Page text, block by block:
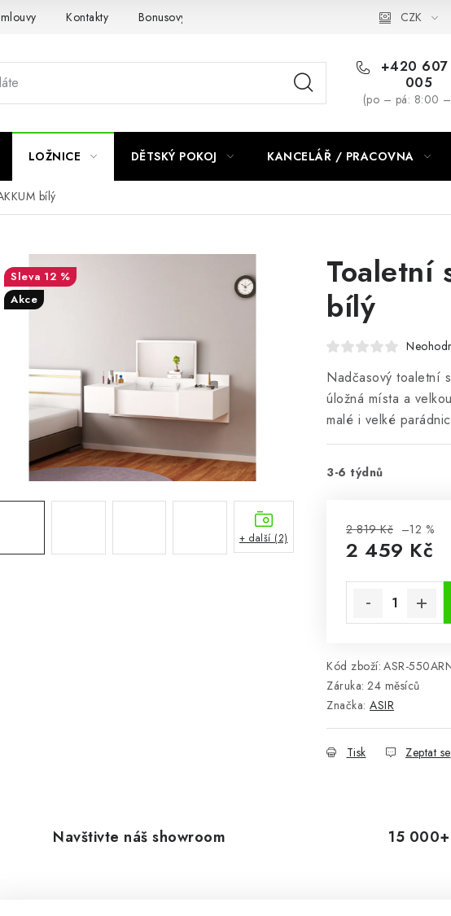
Kontakty Bonusový program NBM+ CZK
+420
005
(po – pá: 8:00
LOŽNICE DĚTSKÝ POKOJ KANCELÁŘ / PRACOVNA
bílý
Toaletní
bílý
Nadčasový toaletní
úložná místa a
malé i velké
3-6 týdnů
2 819 Kč –12 %
2 459 Kč
Kód zboží: ASR-
Záruka: 24 měsíců
Značka: ASIR
Tisk Zeptat se
12 %
Akce
+ další (2)
Navštivte náš showroom 15